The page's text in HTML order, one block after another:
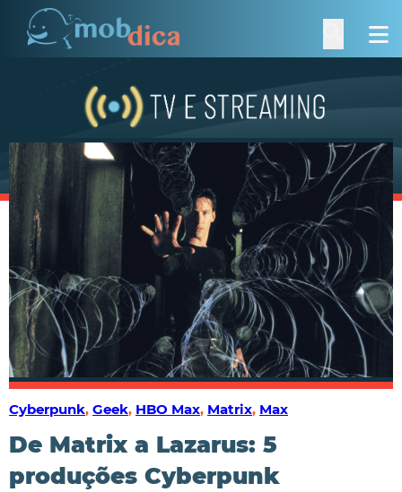
Cyberpunk, Geek, HBO Max, Matrix, Max
De Matrix a Lazarus: 5
produções Cyberpunk